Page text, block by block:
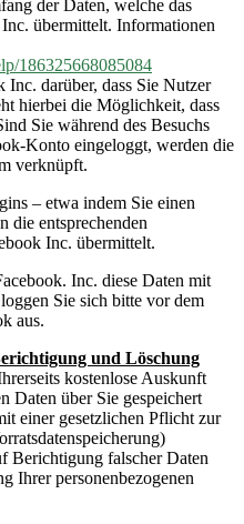
der Daten, welche das
übermittelt. Informationen
186325668085084
darüber, dass Sie Nutzer
hierbei die Möglichkeit, dass
Sie während des Besuchs
Konto eingeloggt, werden die
verknüpft.
– etwa indem Sie einen
die entsprechenden
Inc. übermittelt.
Inc. diese Daten mit
Sie sich bitte vor dem
aus.
und Löschung
kostenlose Auskunft
Daten über Sie gespeichert
einer gesetzlichen Pflicht zur
Berichtigung falscher Daten
Ihrer personenbezogenen